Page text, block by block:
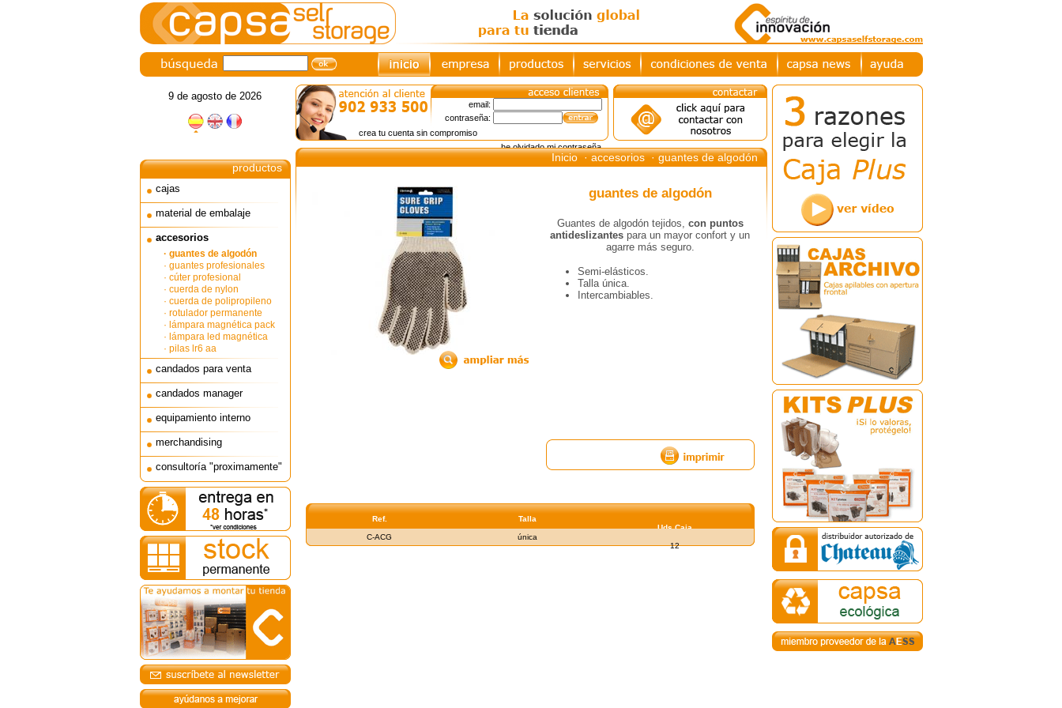
9 de agosto de 2026
productos
cajas
material de embalaje
accesorios
· guantes de algodón
· guantes profesionales
· cúter profesional
· cuerda de nylon
· cuerda de polipropileno
· rotulador permanente
· lámpara magnética pack
2 unidades
· lámpara led magnética
· pilas lr6 aa
candados para venta
candados manager
equipamiento interno
merchandising
consultoría "proximamente"
email:
contraseña:
crea tu cuenta sin compromiso
he olvidado mi contraseña
Inicio · accesorios · guantes de algodón
guantes de algodón
Guantes de algodón tejidos, con puntos
antideslizantes para un mayor confort y un
agarre más seguro.
Semi-elásticos.
Talla única.
Intercambiables.
Ref.
Talla
Uds.Caja
C-ACG
única
12